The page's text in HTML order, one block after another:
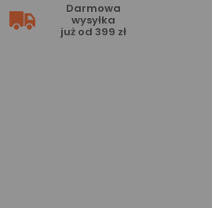
Darmowa
wysyłka
już od 399 zł